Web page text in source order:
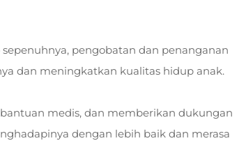
pengobatan dan penanganan
dan meningkatkan kualitas hidup anak.
medis, dan memberikan dukungan
dengan lebih baik dan merasa